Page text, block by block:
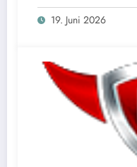
19. Juni 2026